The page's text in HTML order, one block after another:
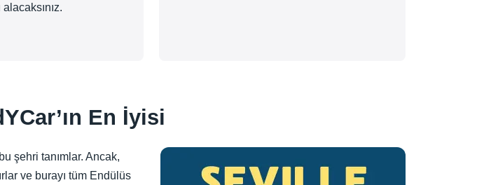
En İyisi
şehri tanımlar. Ancak,
ve burayı tüm Endülüs